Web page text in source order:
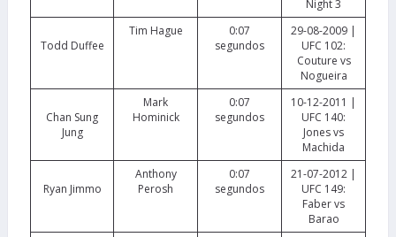
Night 3
Todd Duffee
Tim Hague
0:07
segundos
29-08-2009 |
UFC 102:
Couture vs
Nogueira
Chan Sung
Jung
Mark
Hominick
0:07
segundos
10-12-2011 |
UFC 140:
Jones vs
Machida
Ryan Jimmo
Anthony
Perosh
0:07
segundos
21-07-2012 |
UFC 149:
Faber vs
Barao